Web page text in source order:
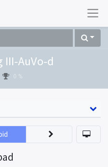
AuVo-d
0 %